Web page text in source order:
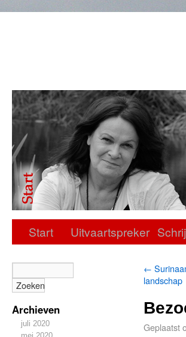
Start Uitvaartspreker
Archieven
juli 2020
←
landschap
Geplaatst